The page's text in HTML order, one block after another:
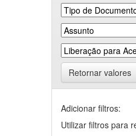
Retornar valores
Adicionar filtros:
Utilizar filtros para